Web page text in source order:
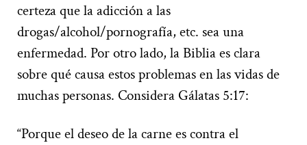
certeza que la adicción a las
drogas/alcohol/pornografía, etc. sea una
enfermedad. Por otro lado, la Biblia es clara
sobre qué causa estos problemas en las vidas de
muchas personas. Considera Gálatas 5:17:
“Porque el deseo de la carne es contra el